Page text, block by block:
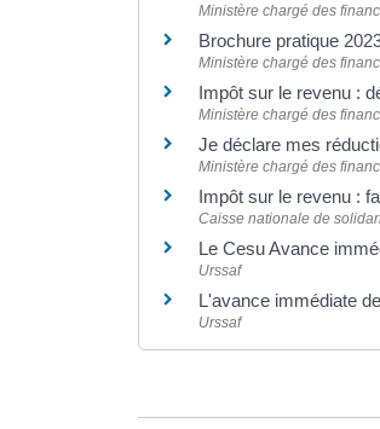
Ministère chargé des
Brochure pratique
Ministère chargé des
Impôt sur le revenu :
Ministère chargé des
Je déclare mes
Ministère chargé des
Impôt sur le revenu :
Caisse nationale de
Le Cesu Avance
Urssaf
L'avance immédiate
Urssaf